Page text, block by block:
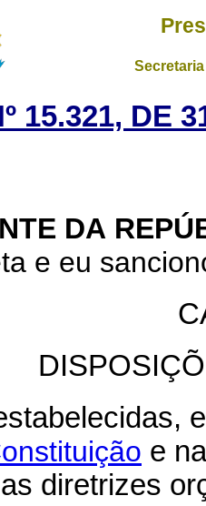
15.321, DE
DA
e eu
e
diretrizes